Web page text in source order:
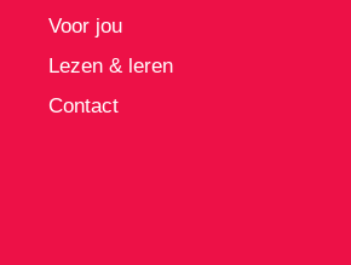
Voor jou
Lezen & leren
Contact